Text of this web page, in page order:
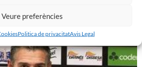
Veure preferències
Politica de privacitatAvis Legal